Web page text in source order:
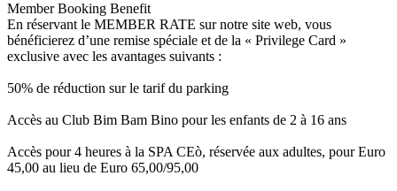
Member Booking Benefit
En réservant le MEMBER RATE sur notre site web, vous
bénéficierez d’une remise spéciale et de la « Privilege Card »
exclusive avec les avantages suivants :
50% de réduction sur le tarif du parking
Accès au Club Bim Bam Bino pour les enfants de 2 à 16 ans
Accès pour 4 heures à la SPA CEò, réservée aux adultes, pour Euro
45,00 au lieu de Euro 65,00/95,00